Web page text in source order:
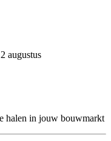
augustus
halen in jouw bouwmarkt